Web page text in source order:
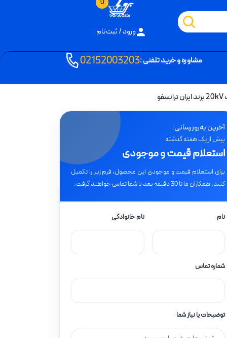
0
ورود / ثبت‌نام
مشاوره و خرید تلفنی :02152003203
آخرین به‌روزرسانی:
بیش از یک هفته گذشته
استعلام قیمت و موجودی
برای استعلام قیمت و موجودی این محصول، فرم زیر را تکمیل
کنید. همکاران ما تا 30 دقیقه بعد با شما تماس خواهند گرفت.
نام نام خانوادگی
شماره تماس
توضیحات یا نیاز شما